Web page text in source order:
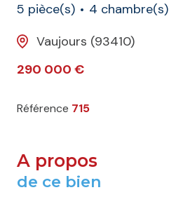
5 pièce(s)
4 chambre(s)
Vaujours (93410)
290 000 €
Référence 715
A propos
de ce bien